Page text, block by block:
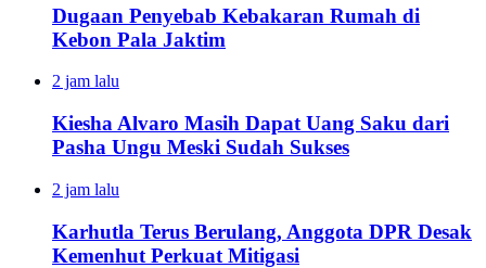
Dugaan Penyebab Kebakaran Rumah di
Kebon Pala Jaktim
2 jam lalu
Kiesha Alvaro Masih Dapat Uang Saku dari
Pasha Ungu Meski Sudah Sukses
2 jam lalu
Karhutla Terus Berulang, Anggota DPR Desak
Kemenhut Perkuat Mitigasi